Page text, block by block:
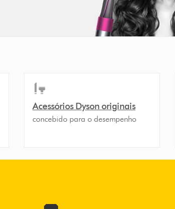
Acessórios Dyson originais
concebido para o desempenho